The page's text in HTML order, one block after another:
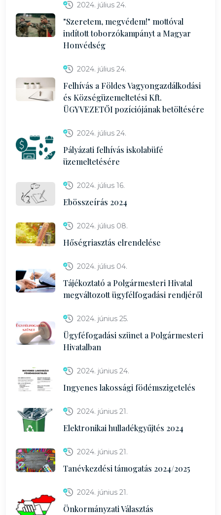
2024. július 24.
"Szeretem, megvédem!" mottóval
indított toborzókampányt a Magyar
Honvédség
2024. július 24.
Felhívás a Földes Vagyongazdálkodási
és Községüzemeltetési Kft.
ÜGYVEZETŐI pozíciójának betöltésére
2024. július 24.
Pályázati felhívás iskolabüfé
üzemeltetésére
2024. július 16.
Ebösszeírás 2024
2024. július 08.
Hőségriasztás elrendelése
2024. július 04.
Tájékoztató a Polgármesteri Hivatal
megváltozott ügyfélfogadási rendjéről
2024. június 25.
Ügyféfogadási szünet a Polgármesteri
Hivatalban
2024. június 24.
Ingyenes lakossági födémszigetelés
2024. június 21.
Elektronikai hulladékgyűjtés 2024
2024. június 21.
Tanévkezdési támogatás 2024/2025
2024. június 21.
Önkormányzati Választás